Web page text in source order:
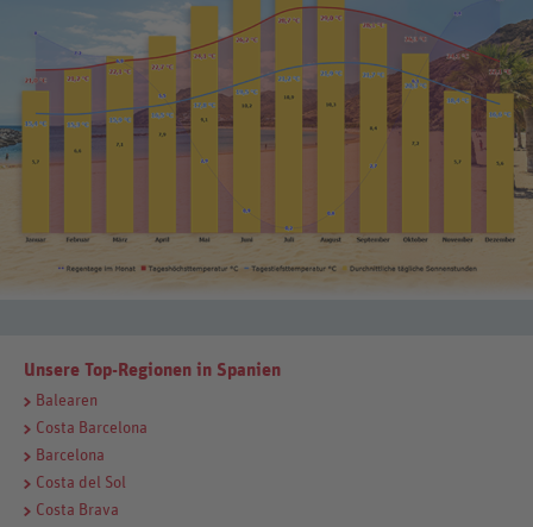
Unsere Top-Regionen in Spanien
Balearen
Costa Barcelona
Barcelona
Costa del Sol
Costa Brava